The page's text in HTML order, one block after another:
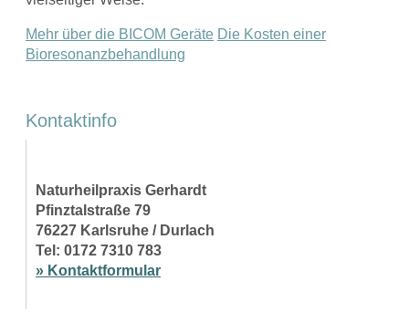
Mehr über die BICOM Geräte Die Kosten einer
Bioresonanzbehandlung
Kontaktinfo
Naturheilpraxis Gerhardt
Pfinztalstraße 79
76227 Karlsruhe / Durlach
Tel: 0172 7310 783
» Kontaktformular